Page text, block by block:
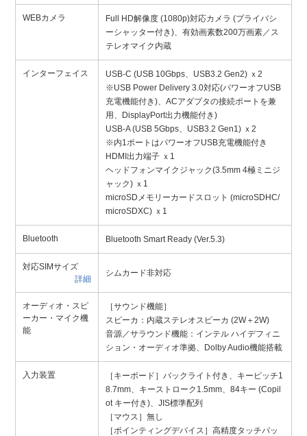
WEBカメラ
Full HD解像度 (1080p)対応カメラ (プライバシ
ーシャッター付き)、有効画素数200万画素／ス
テレオマイク内蔵
インターフェイス
USB-C (USB 10Gbps、USB3.2 Gen2) ｘ2
※USB Power Delivery 3.0対応(パワーオフUSB
充電機能付き)、ACアダプタの接続ポートを兼
用、DisplayPort出力機能付き)
USB-A (USB 5Gbps、USB3.2 Gen1) ｘ2
※内1ポートはパワーオフUSB充電機能付き
HDMI出力端子 ｘ1
ヘッドフォンマイクジャック(3.5mm 4極ミニジ
ャック) ｘ1
microSDメモリーカードスロット (microSDHC/
microSDXC) ｘ1
Bluetooth Bluetooth Smart Ready (Ver.5.3)
対応SIMサイズ
詳細
シムカード非対応
オーディオ・スピ
ーカー・マイク機
能
［サウンド機能］
スピーカ：内蔵ステレオスピーカ (2W＋2W)
音源／サラウンド機能：インテル ハイデフィニ
ション・オーディオ準拠、Dolby Audio機能搭載
入力装置
［キーボード］バックライト付き、キーピッチ1
8.7mm、キーストローク1.5mm、84キー (Copil
ot キー付き)、JIS標準配列
［マウス］無し
［ポインティングデバイス］高精度タッチパッ